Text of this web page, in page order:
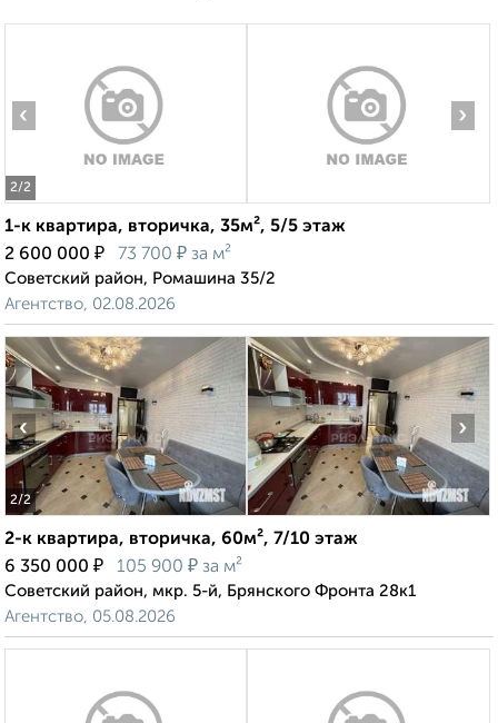
2/2
‹ ›
1-к квартира, вторичка, 35м², 5/5 этаж
2 600 000 ₽ 73 700 ₽ за м²
Советский район, Ромашина 35/2
Агентство, 02.08.2026
2/2
‹ ›
2-к квартира, вторичка, 60м², 7/10 этаж
6 350 000 ₽ 105 900 ₽ за м²
Советский район, мкр. 5-й, Брянского Фронта 28к1
Агентство, 05.08.2026